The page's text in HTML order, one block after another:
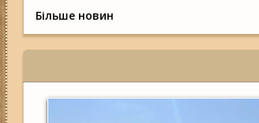
Більше новин